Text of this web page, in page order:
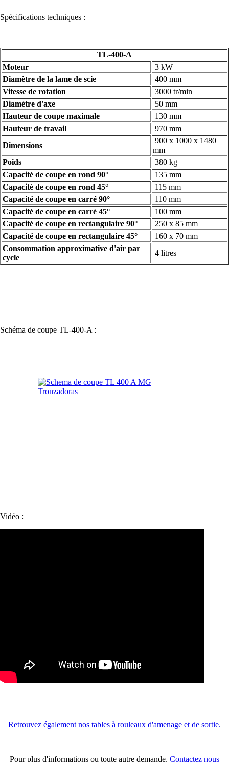
Spécifications techniques :
TL-400-A
Moteur
3 kW
Diamètre de la lame de scie
400 mm
Vitesse de rotation
3000 tr/min
Diamètre d'axe
50 mm
Hauteur de coupe maximale
130 mm
Hauteur de travail
970 mm
Dimensions
900 x 1000 x 1480
mm
Poids
380 kg
Capacité de coupe en rond 90°
135 mm
Capacité de coupe en rond 45°
115 mm
Capacité de coupe en carré 90°
110 mm
Capacité de coupe en carré 45°
100 mm
Capacité de coupe en rectangulaire 90°
250 x 85 mm
Capacité de coupe en rectangulaire 45°
160 x 70 mm
Consommation approximative d'air par
cycle
4 litres
Schéma de coupe TL-400-A :
Vidéo :
Retrouvez également nos tables à rouleaux d'amenage et de sortie.
Pour plus d'informations ou toute autre demande, Contactez nous